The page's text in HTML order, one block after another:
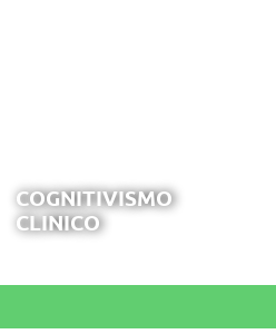
COGNITIVISMO
CLINICO